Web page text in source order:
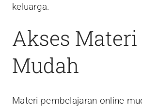
keluarga.
Akses
Mudah
Materi pembelajaran online